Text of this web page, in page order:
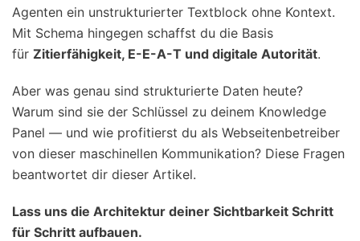
Agenten ein unstrukturierter Textblock ohne Kontext.
Mit Schema hingegen schaffst du die Basis
für Zitierfähigkeit, E-E-A-T und digitale Autorität.
Aber was genau sind strukturierte Daten heute?
Warum sind sie der Schlüssel zu deinem Knowledge
Panel — und wie profitierst du als Webseitenbetreiber
von dieser maschinellen Kommunikation? Diese Fragen
beantwortet dir dieser Artikel.
Lass uns die Architektur deiner Sichtbarkeit Schritt
für Schritt aufbauen.